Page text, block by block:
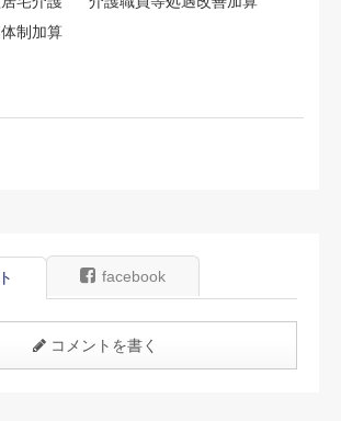
制加算
facebook
コメントを書く